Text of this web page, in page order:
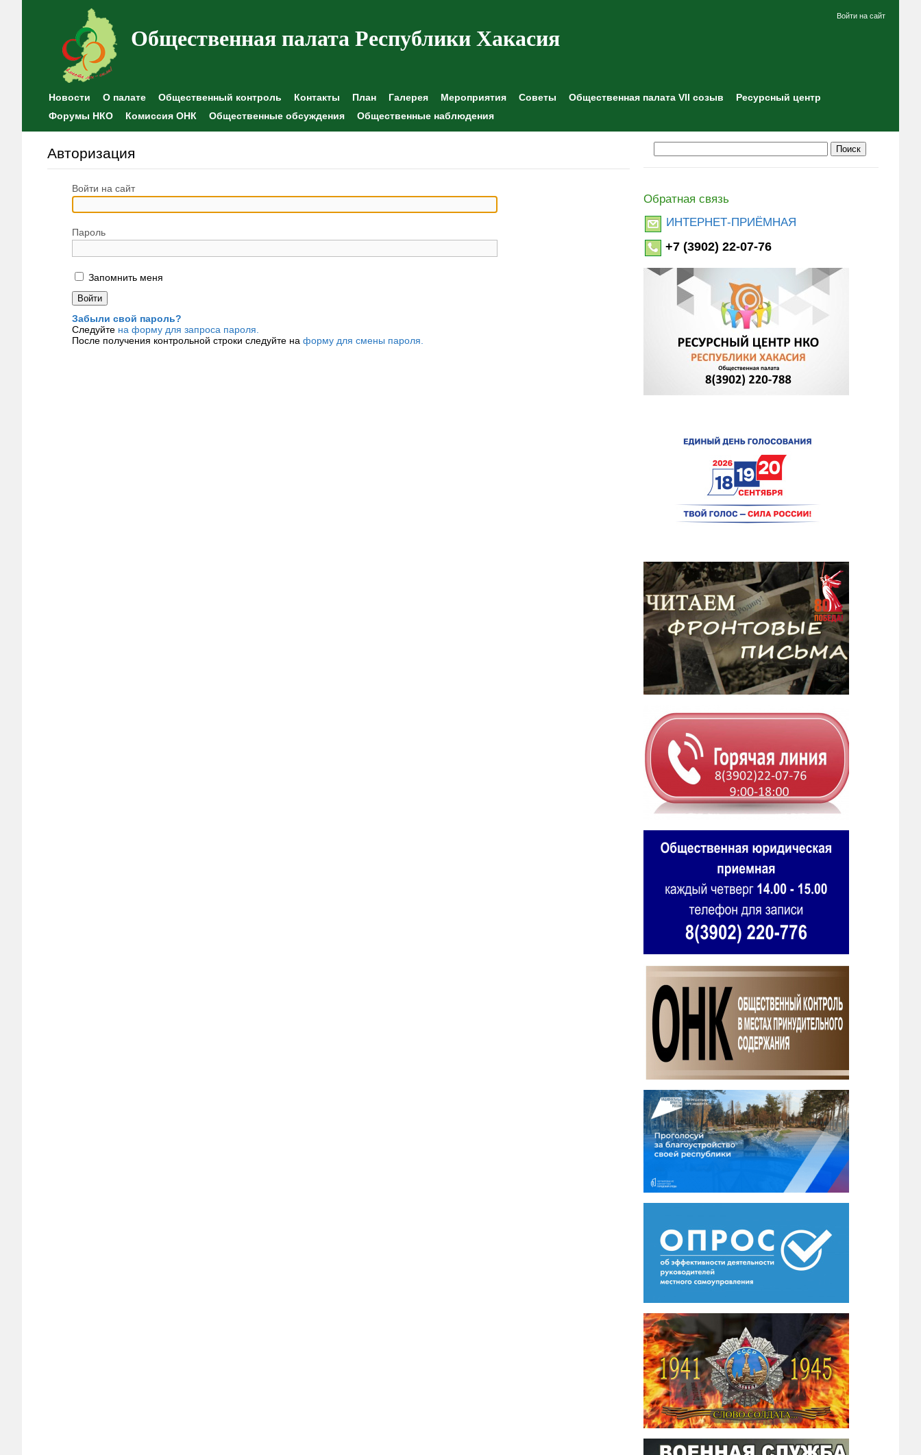
Общественная палата Республики Хакасия
Войти на сайт
Новости О палате Общественный контроль Контакты План Галерея Мероприятия Советы Общественная палата VII созыв
Ресурсный центр
Форумы НКО
Комиссия ОНК Общественные обсуждения Общественные наблюдения
Авторизация
Войти на сайт
Пароль
Запомнить меня
Забыли свой пароль?
Следуйте на форму для запроса пароля.
После получения контрольной строки следуйте на форму для смены пароля.
Обратная связь
ИНТЕРНЕТ-ПРИЁМНАЯ
+7 (3902) 22-07-76